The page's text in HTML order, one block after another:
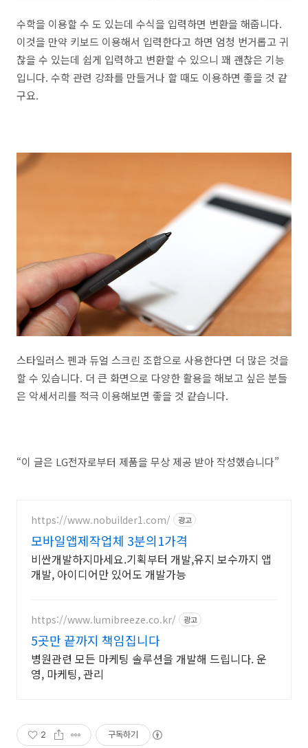
수학을 이용할 수 도 있는데 수식을 입력하면 변환을 해줍니다.
이것을 만약 키보드 이용해서 입력한다고 하면 엄청 번거롭고 귀
찮을 수 있는데 쉽게 입력하고 변환할 수 있으니 꽤 괜찮은 기능
입니다. 수학 관련 강좌를 만들거나 할 때도 이용하면 좋을 것 같
구요.
스타일러스 펜과 듀얼 스크린 조합으로 사용한다면 더 많은 것을
할 수 있습니다. 더 큰 화면으로 다양한 활용을 해보고 싶은 분들
은 악세서리를 적극 이용해보면 좋을 것 같습니다.
“이 글은 LG전자로부터 제품을 무상 제공 받아 작성했습니다”
https://www.nobuilder1.com/ 광고
모바일앱제작업체 3분의1가격
비싼개발하지마세요.기획부터 개발,유지 보수까지 앱
개발, 아이디어만 있어도 개발가능
https://www.lumibreeze.co.kr/ 광고
5곳만 끝까지 책임집니다
병원관련 모든 마케팅 솔루션을 개발해 드립니다. 운
영, 마케팅, 관리
2 구독하기